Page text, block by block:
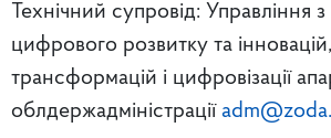
Технічний супровід: Управління
цифрового розвитку та
трансформацій і цифровізації
облдержадміністрації